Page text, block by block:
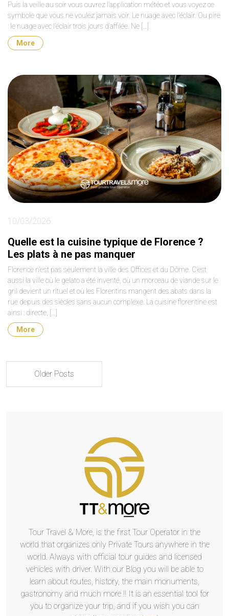
Tour Travel & More, is the first Tour Operator in the
world that organizes only Private Tours anywhere in the
world. Always with official tour guides and licensed
vehicles with driver. With our Blog you will be able to
learn about routes, history, the main monuments,
gastronomy and much more !! It is an essential tool for
you to organize your trip, and if you wish you can
Puis la veille au soir vous ouvrez l’application météo et vous voyez ce
symbole que vous ne voulez jamais voir. Le nuage avec l’éclair. Ou pire
: le nuage avec l’éclair trois jours d’affilée. Ne […]
More
10/03/2026
Quelle est la cuisine typique de Florence ?
Les plats à ne pas manquer
Florence n’est pas seulement la ville des Offices et du Dôme. C’est
aussi la ville où le gelato a été inventé, où un morceau de viande sur le
gril devient un rituel et où les Florentins mangent des abats dans la
rue depuis des siècles sans aucun complexe. La cuisine florentine est
ainsi : directe, […]
More
Older Posts